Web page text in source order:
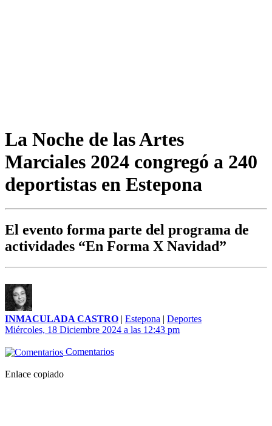
La Noche de las Artes
Marciales 2024 congregó a 240
deportistas en Estepona
El evento forma parte del programa de
actividades “En Forma X Navidad”
INMACULADA CASTRO | Estepona | Deportes
Miércoles, 18 Diciembre 2024 a las 12:43 pm
Comentarios
Enlace copiado